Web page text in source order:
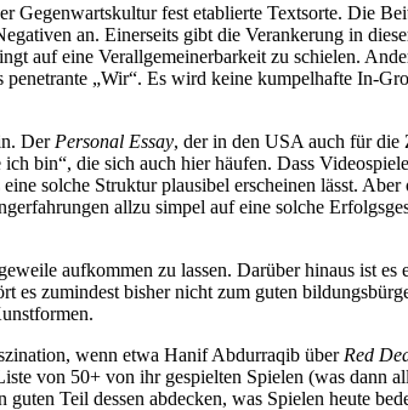
Gegenwartskultur fest etablierte Textsorte. Die
an. Einerseits gibt die Verankerung in
auf eine Verallgemeinerbarkeit zu schielen.
penetrante „Wir“. Es wird keine kumpelhafte In-
Der Personal Essay, der in den USA auch für die
bin“, die sich auch hier häufen. Dass
solche Struktur plausibel erscheinen lässt.
allzu simpel auf eine solche
aufkommen zu lassen. Darüber hinaus ist
zumindest bisher nicht zum guten
wenn etwa Hanif Abdurraqib über Red
von 50+ von ihr gespielten Spielen (was dann
Teil dessen abdecken, was Spielen heute